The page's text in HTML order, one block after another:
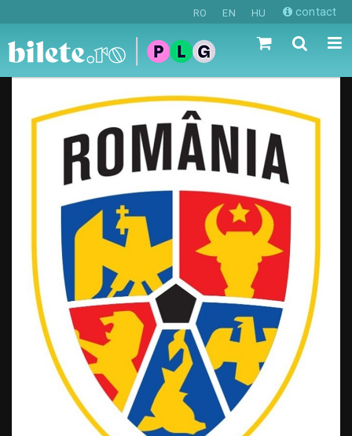
RO EN HU contact